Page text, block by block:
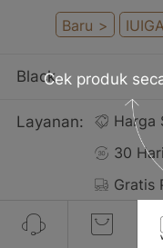
Baru >
Black
Layanan:
Harga
30
Gratis
Cek produk